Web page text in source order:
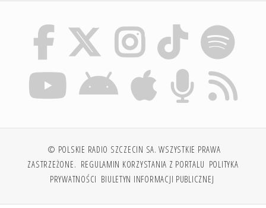
© POLSKIE RADIO SZCZECIN SA. WSZYSTKIE PRAWA
ZASTRZEŻONE. REGULAMIN KORZYSTANIA Z PORTALU POLITYKA
PRYWATNOŚCI BIULETYN INFORMACJI PUBLICZNEJ